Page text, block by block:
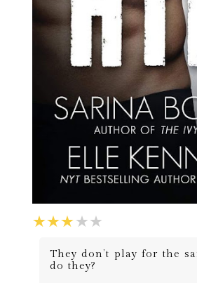
They don’t play for the
do they?